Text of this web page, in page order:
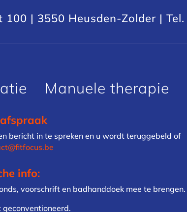
100 | 3550 Heusden-Zolder |
Manuele therapie
bericht in te spreken en u wordt teruggebeld of
info:
voorschrift en badhanddoek mee te brengen.